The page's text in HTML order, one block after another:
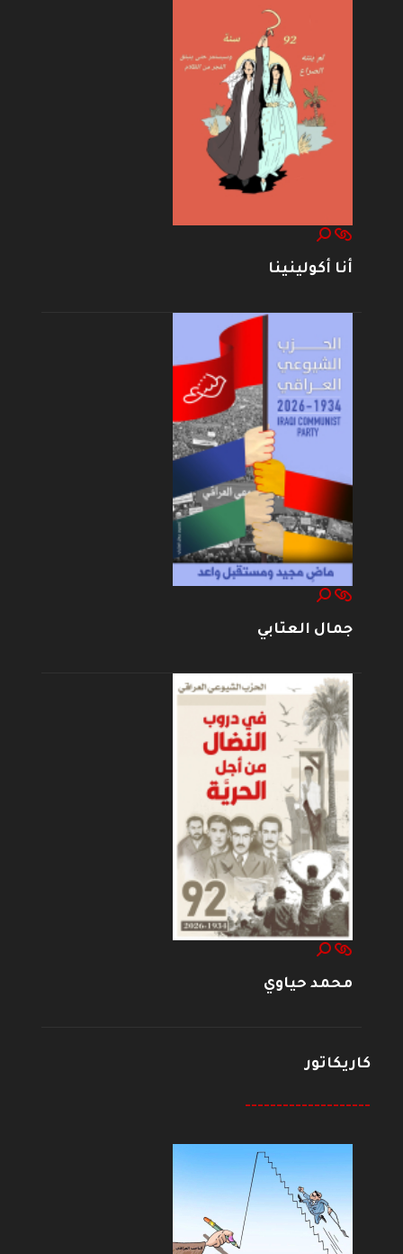
أنا أكولينينا
جمال العتابي
محمد حياوي
كاريكاتور
--------------------